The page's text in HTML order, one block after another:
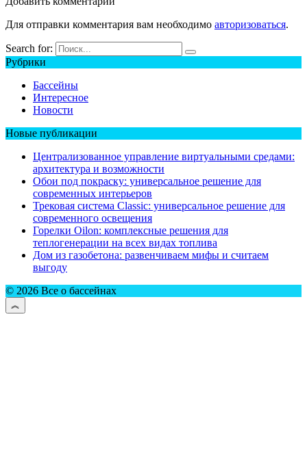
Для отправки комментария вам необходимо авторизоваться.
Search for:
Рубрики
Бассейны
Интересное
Новости
Новые публикации
Централизованное управление виртуальными средами:
архитектура и возможности
Обои под покраску: универсальное решение для
современных интерьеров
Трековая система Classic: универсальное решение для
современного освещения
Горелки Oilon: комплексные решения для
теплогенерации на всех видах топлива
Дом из газобетона: развенчиваем мифы и считаем
выгоду
© 2026 Все о бассейнах